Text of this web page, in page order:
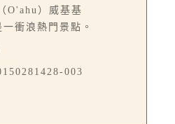
O'ahu）威基基
衝浪熱門景點。
003